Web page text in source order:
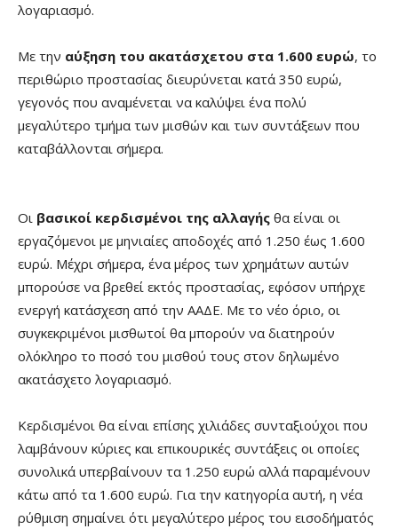
λογαριασμό.
Με την αύξηση του ακατάσχετου στα 1.600 ευρώ, το
περιθώριο προστασίας διευρύνεται κατά 350 ευρώ,
γεγονός που αναμένεται να καλύψει ένα πολύ
μεγαλύτερο τμήμα των μισθών και των συντάξεων που
καταβάλλονται σήμερα.
Οι βασικοί κερδισμένοι της αλλαγής θα είναι οι
εργαζόμενοι με μηνιαίες αποδοχές από 1.250 έως 1.600
ευρώ. Μέχρι σήμερα, ένα μέρος των χρημάτων αυτών
μπορούσε να βρεθεί εκτός προστασίας, εφόσον υπήρχε
ενεργή κατάσχεση από την ΑΑΔΕ. Με το νέο όριο, οι
συγκεκριμένοι μισθωτοί θα μπορούν να διατηρούν
ολόκληρο το ποσό του μισθού τους στον δηλωμένο
ακατάσχετο λογαριασμό.
Κερδισμένοι θα είναι επίσης χιλιάδες συνταξιούχοι που
λαμβάνουν κύριες και επικουρικές συντάξεις οι οποίες
συνολικά υπερβαίνουν τα 1.250 ευρώ αλλά παραμένουν
κάτω από τα 1.600 ευρώ. Για την κατηγορία αυτή, η νέα
ρύθμιση σημαίνει ότι μεγαλύτερο μέρος του εισοδήματός